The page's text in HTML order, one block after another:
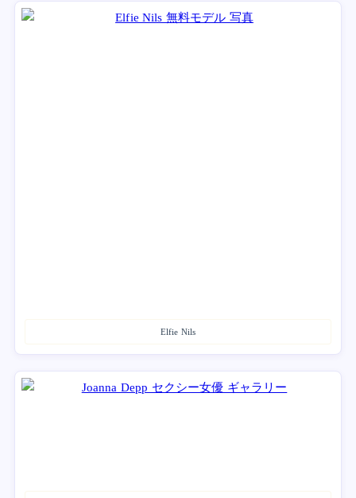
Elfie Nils